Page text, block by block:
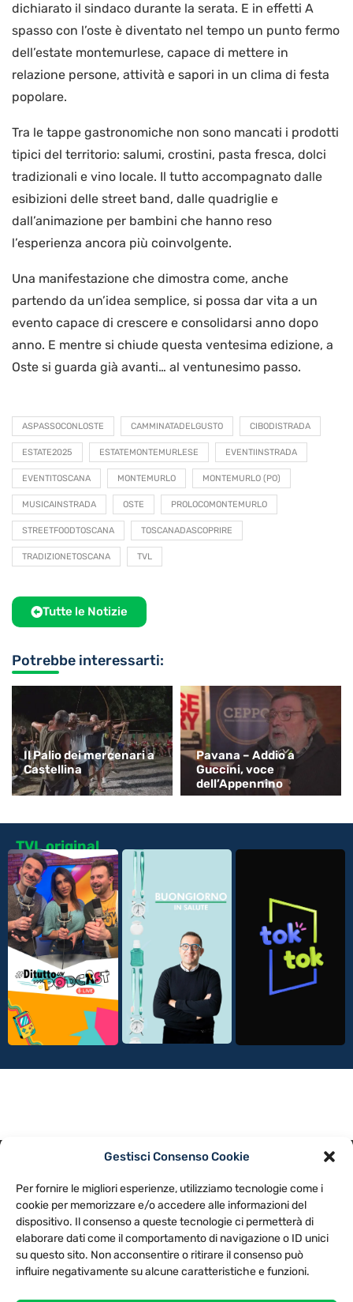
Gestisci Consenso Cookie
Per fornire le migliori esperienze, utilizziamo tecnologie come i
cookie per memorizzare e/o accedere alle informazioni del
dispositivo. Il consenso a queste tecnologie ci permetterà di
elaborare dati come il comportamento di navigazione o ID unici
su questo sito. Non acconsentire o ritirare il consenso può
influire negativamente su alcune caratteristiche e funzioni.
dichiarato il sindaco durante la serata. E in effetti A
spasso con l’oste è diventato nel tempo un punto fermo
dell’estate montemurlese, capace di mettere in
relazione persone, attività e sapori in un clima di festa
popolare.
Tra le tappe gastronomiche non sono mancati i prodotti
tipici del territorio: salumi, crostini, pasta fresca, dolci
tradizionali e vino locale. Il tutto accompagnato dalle
esibizioni delle street band, dalle quadriglie e
dall’animazione per bambini che hanno reso
l’esperienza ancora più coinvolgente.
Una manifestazione che dimostra come, anche
partendo da un’idea semplice, si possa dar vita a un
evento capace di crescere e consolidarsi anno dopo
anno. E mentre si chiude questa ventesima edizione, a
Oste si guarda già avanti… al ventunesimo passo.
ASPASSOCONLOSTE CAMMINATADELGUSTO CIBODISTRADA
ESTATE2025 ESTATEMONTEMURLESE EVENTIINSTRADA
EVENTITOSCANA MONTEMURLO MONTEMURLO (PO)
MUSICAINSTRADA OSTE PROLOCOMONTEMURLO
STREETFOODTOSCANA TOSCANADASCOPRIRE
TRADIZIONETOSCANA TVL
Tutte le Notizie
Potrebbe interessarti:
Il Palio dei mercenari a
Castellina
Pavana – Addio a
Guccini, voce
dell’Appennino
TVL original
NOTE LEGALI
CONTATTACI PREFERENZE
TV LIBERA S.P.A.
Via Monteleonese 95/21 – 51100 Pistoia (PT)
Tel. 0573.9136 / Fax 0573.913615